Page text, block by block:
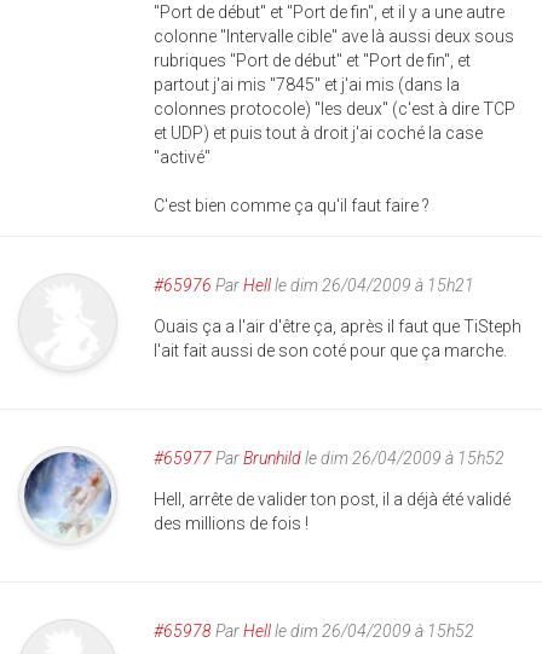
"Port de début" et "Port de fin", et il y a une autre
colonne "Intervalle cible" ave là aussi deux sous
rubriques "Port de début" et "Port de fin", et
partout j'ai mis "7845" et j'ai mis (dans la
colonnes protocole) "les deux" (c'est à dire TCP
et UDP) et puis tout à droit j'ai coché la case
"activé"
C'est bien comme ça qu'il faut faire ?
#65976 ParHellle dim 26/04/2009 à 15h21
Ouais ça a l'air d'être ça, après il faut que TiSteph
l'ait fait aussi de son coté pour que ça marche.
#65977ParBrunhildle dim 26/04/2009 à 15h52
Hell, arrête de valider ton post, il a déjà été validé
des millions de fois !
#65978ParHellle dim 26/04/2009 à 15h52